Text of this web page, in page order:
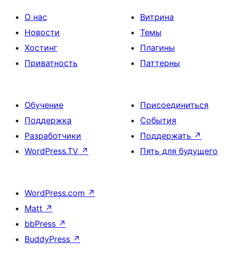
О нас
Новости
Хостинг
Приватность
Витрина
Темы
Плагины
Паттерны
Обучение
Поддержка
Разработчики
WordPress.TV ↗
Присоединиться
События
Поддержать ↗
Пять для будущего
WordPress.com ↗
Matt ↗
bbPress ↗
BuddyPress ↗